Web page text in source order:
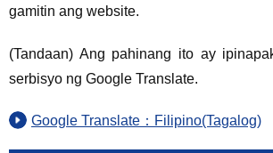
gamitin ang website.
(Tandaan) Ang pahinang ito ay
serbisyo ng Google Translate.
Google Translate：Filipino(Tagalog)